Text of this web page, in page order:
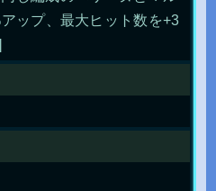
ップ、最大ヒット数を+3